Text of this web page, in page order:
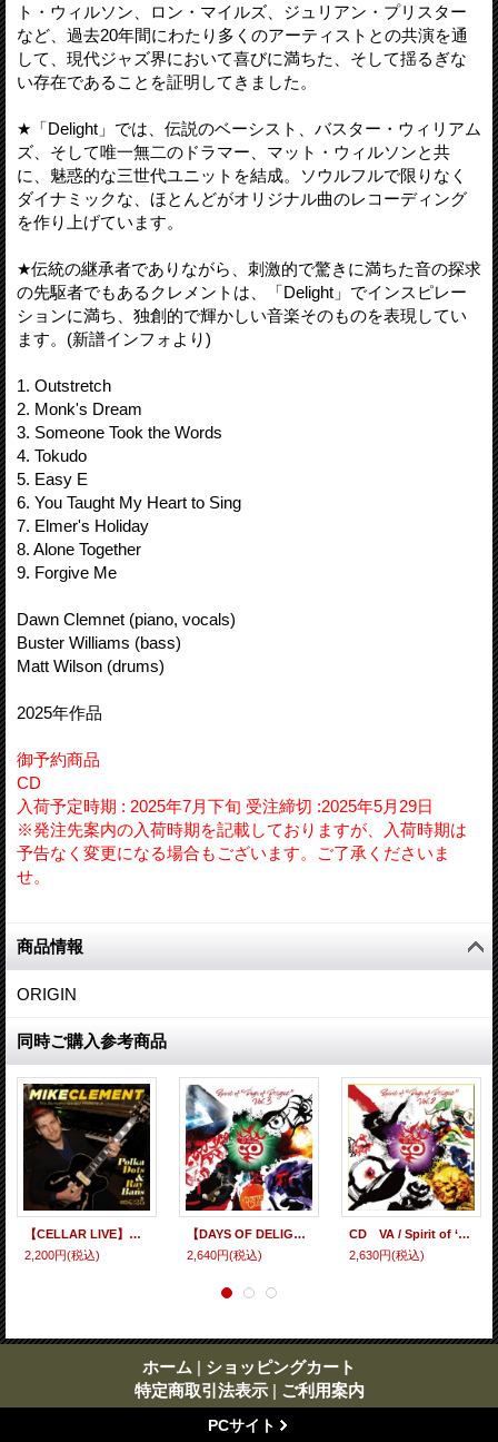
ト・ウィルソン、ロン・マイルズ、ジュリアン・プリスター
など、過去20年間にわたり多くのアーティストとの共演を通
して、現代ジャズ界において喜びに満ちた、そして揺るぎな
い存在であることを証明してきました。
★「Delight」では、伝説のベーシスト、バスター・ウィリアム
ズ、そして唯一無二のドラマー、マット・ウィルソンと共
に、魅惑的な三世代ユニットを結成。ソウルフルで限りなく
ダイナミックな、ほとんどがオリジナル曲のレコーディング
を作り上げています。
★伝統の継承者でありながら、刺激的で驚きに満ちた音の探求
の先駆者でもあるクレメントは、「Delight」でインスピレー
ションに満ち、独創的で輝かしい音楽そのものを表現してい
ます。(新譜インフォより)
1. Outstretch
2. Monk's Dream
3. Someone Took the Words
4. Tokudo
5. Easy E
6. You Taught My Heart to Sing
7. Elmer's Holiday
8. Alone Together
9. Forgive Me
Dawn Clemnet (piano, vocals)
Buster Williams (bass)
Matt Wilson (drums)
2025年作品
御予約商品
CD
入荷予定時期 : 2025年7月下旬 受注締切 :2025年5月29日
※発注先案内の入荷時期を記載しておりますが、入荷時期は
予告なく変更になる場合もございます。ご了承くださいま
せ。
商品情報
ORIGIN
同時ご購入参考商品
【CELLAR LIVE】CD Mike Clement マイク・クレメント / Polka Dots And Ray Bans マイク・クレメントが提示する、ギター・トリオ＋管楽器の理想形
2,200円(税込)
【DAYS OF DELIGHT】CD VARIOUS ARTISTS / Spirit of "Days of Delight" vol.3
2,640円(税込)
CD VA / Spirit of ‘Days of Delight’ vol.2
2,630円(税込)
ホーム | ショッピングカート
特定商取引法表示 | ご利用案内
PCサイト